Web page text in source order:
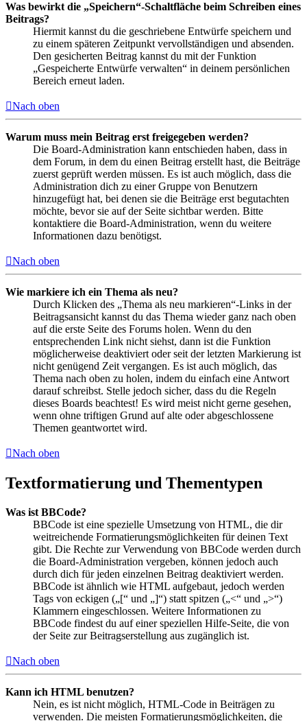
Was bewirkt die „Speichern“-Schaltfläche beim Schreiben eines
Beitrags?
Hiermit kannst du die geschriebene Entwürfe speichern und
zu einem späteren Zeitpunkt vervollständigen und absenden.
Den gesicherten Beitrag kannst du mit der Funktion
„Gespeicherte Entwürfe verwalten“ in deinem persönlichen
Bereich erneut laden.
Nach oben
Warum muss mein Beitrag erst freigegeben werden?
Die Board-Administration kann entschieden haben, dass in
dem Forum, in dem du einen Beitrag erstellt hast, die Beiträge
zuerst geprüft werden müssen. Es ist auch möglich, dass die
Administration dich zu einer Gruppe von Benutzern
hinzugefügt hat, bei denen sie die Beiträge erst begutachten
möchte, bevor sie auf der Seite sichtbar werden. Bitte
kontaktiere die Board-Administration, wenn du weitere
Informationen dazu benötigst.
Nach oben
Wie markiere ich ein Thema als neu?
Durch Klicken des „Thema als neu markieren“-Links in der
Beitragsansicht kannst du das Thema wieder ganz nach oben
auf die erste Seite des Forums holen. Wenn du den
entsprechenden Link nicht siehst, dann ist die Funktion
möglicherweise deaktiviert oder seit der letzten Markierung ist
nicht genügend Zeit vergangen. Es ist auch möglich, das
Thema nach oben zu holen, indem du einfach eine Antwort
darauf schreibst. Stelle jedoch sicher, dass du die Regeln
dieses Boards beachtest! Es wird meist nicht gerne gesehen,
wenn ohne triftigen Grund auf alte oder abgeschlossene
Themen geantwortet wird.
Nach oben
Textformatierung und Thementypen
Was ist BBCode?
BBCode ist eine spezielle Umsetzung von HTML, die dir
weitreichende Formatierungsmöglichkeiten für deinen Text
gibt. Die Rechte zur Verwendung von BBCode werden durch
die Board-Administration vergeben, können jedoch auch
durch dich für jeden einzelnen Beitrag deaktiviert werden.
BBCode ist ähnlich wie HTML aufgebaut, jedoch werden
Tags von eckigen („[“ und „]“) statt spitzen („<“ und „>“)
Klammern eingeschlossen. Weitere Informationen zu
BBCode findest du auf einer speziellen Hilfe-Seite, die von
der Seite zur Beitragserstellung aus zugänglich ist.
Nach oben
Kann ich HTML benutzen?
Nein, es ist nicht möglich, HTML-Code in Beiträgen zu
verwenden. Die meisten Formatierungsmöglichkeiten, die